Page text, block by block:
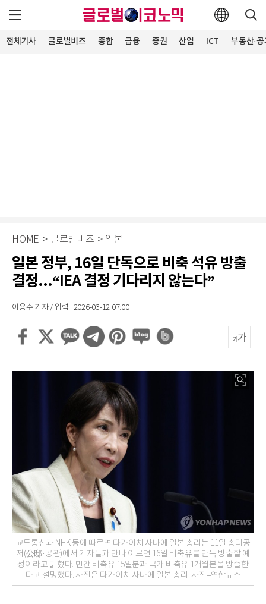
전체기사 글로벌비즈 종합 금융 증권 산업 ICT 부동산·
HOME > 글로벌비즈 > 일본
일본 정부, 16일 단독으로 비축 석유 방출
결정...“IEA 결정 기다리지 않는다”
이용수 기자 / 입력 : 2026-03-12 07:00
교도통신과 NHK 등에 따르면 다카이치 사나에 일본 총리는 11일 총리공
저(公邸·공관)에서 기자들과 만나 이르면 16일 비축유를 단독 방출할 예
정이라고 밝혔다. 민간 비축유 15일분과 국가 비축유 1개월분을 방출한
다고 설명했다. 사진은 다카이치 사나에 일본 총리. 사진=연합뉴스